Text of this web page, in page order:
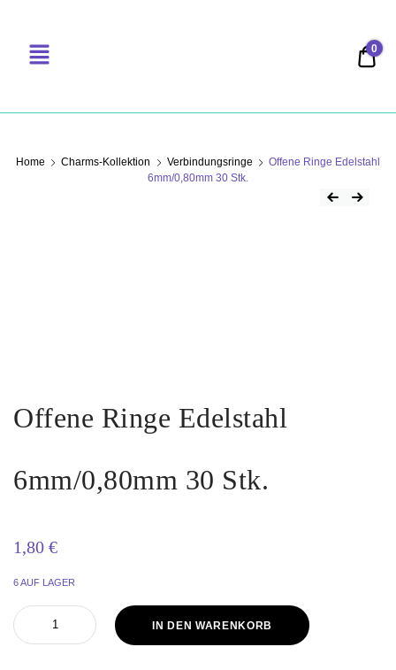
0
Home Charms-Kollektion Verbindungsringe
Offene Ringe Edelstahl
6mm/0,80mm 30 Stk.
Offene Ringe Edelstahl
6mm/0,80mm 30 Stk.
1,80 €
6 AUF LAGER
IN DEN WARENKORB